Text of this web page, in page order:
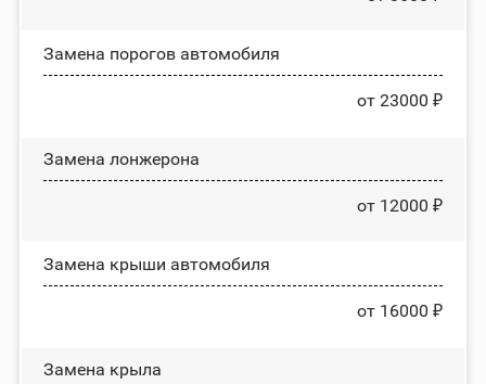
Замена порогов автомобиля
от 23000 ₽
Замена лонжерона
от 12000 ₽
Замена крыши автомобиля
от 16000 ₽
Замена крыла